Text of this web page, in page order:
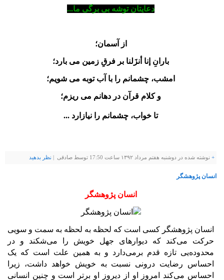
دعایتان توشه بی برگی ما...
از آسمان؛
بارانِ إنا أنزَلنا بر فرقِ زمین می بارد؛
امشب، چشمانم را با آب توبه می شویم؛
و کلام قرآن در دهانم می ریزم؛
تا خواب، چشمانم را نیازارد ...
+ نوشته شده در دوشنبه هفتم مرداد ۱۳۹۲ ساعت 17:50 توسط صادقی | نظر بدهيد
انسان پژوهشگر
انسان پژوهشگر
انسان‌ پژوهشگر کسی‌ است‌ که‌ لحظه‌ به‌ لحظه‌ به‌ سمت‌ و سویی‌
حرکت‌ می‌کند که‌ دیوارهای‌ جهل‌ خویش‌ را می‌شکند و در
محدوده‌یی‌ تازه‌ قدم‌ برمی‌دارد و به‌ همین‌ علت‌ است‌ که‌ یک‌
احساس‌ رضایت‌ درونی‌ نسبت‌ به‌ خویش‌ خواهد داشت‌، زیرا
احساس‌ می‌کند امروز او از دیروز او برتر است‌ و چنین‌ انسانی‌